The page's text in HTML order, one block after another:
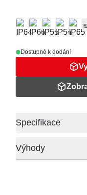
Dostupné k dodání
Specifikace
Výhody